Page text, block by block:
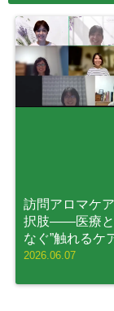
訪問アロマケ
択肢——医療と
なぐ”触れるケ
2026.06.07